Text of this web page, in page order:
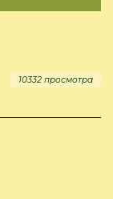
10332 просмотра